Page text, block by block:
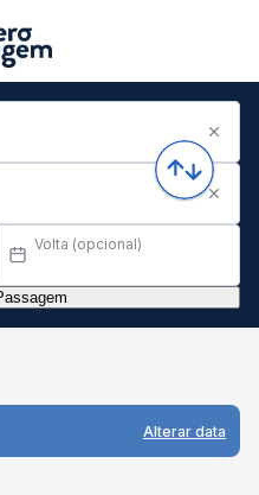
Volta (opcional)
Alterar data